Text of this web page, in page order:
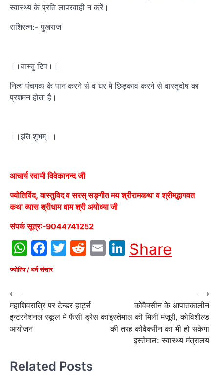
स्वास्थ्य के प्रति लापरवाही न करें।
राशिरत्न:- पुखराज
।।वास्तु टिप।।
नित्य पंचगव्य के पान करने से व घर मे छिड़काव करने से वास्तुदोष का
प्रशमन होता है।
।।इति शुभम्।।
आचार्य स्वामी विवेकानन्द जी
ज्योतिर्विद, वास्तुविद व सरस् सङ्गीत मय श्रीरामकथा व श्रीमद्भागवत
कथा व्यास श्रीधाम धाम श्री अयोध्या जी
संपर्क सूत्र:-9044741252
WhatsApp
Facebook
Twitter
Reddit
EmailLinkedIn
Share
ज्योतिष / धर्म संसार
Post
navigation
⟵
महाशिवरात्रि पर टेन्डर हार्ट्स
इन्टरनेशनल स्कूल में फैंसी ड्रेस का
आयोजन
कोवैक्सीन के आपातकालीन
इस्तेमाल को मिली मंजूरी, कोविशील्ड
की तरह कोवैक्सीन का भी हो सकेगा
इस्तेमाल: स्वास्थ्य मंत्रालय
⟶
Related Posts